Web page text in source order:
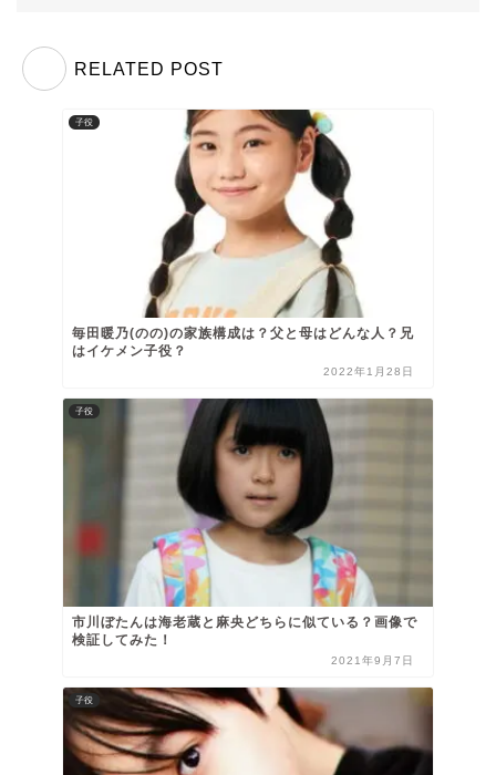
RELATED POST
子役
毎田暖乃(のの)の家族構成は？父と母はどんな人？兄
はイケメン子役？
2022年1月28日
子役
市川ぼたんは海老蔵と麻央どちらに似ている？画像で
検証してみた！
2021年9月7日
子役